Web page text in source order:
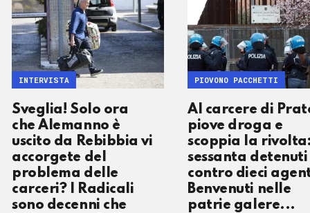
Sveglia! Solo ora
che Alemanno è
uscito da Rebibbia vi
accorgete del
problema delle
carceri? I Radicali
sono decenni che
INTERVISTA
Al carcere di
piove droga e
scoppia la
sessanta detenuti
contro dieci
Benvenuti nelle
patrie galere...
PIOVONO PACCHETTI